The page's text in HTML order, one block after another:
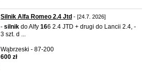
Silnik Alfa Romeo 2.4 Jtd - [24.7. 2026]
- silnik do Alfy 166 2.4 JTD + drugi do Lancii 2.4, -
3 szt. d ...
Wąbrzeski - 87-200
600 zł